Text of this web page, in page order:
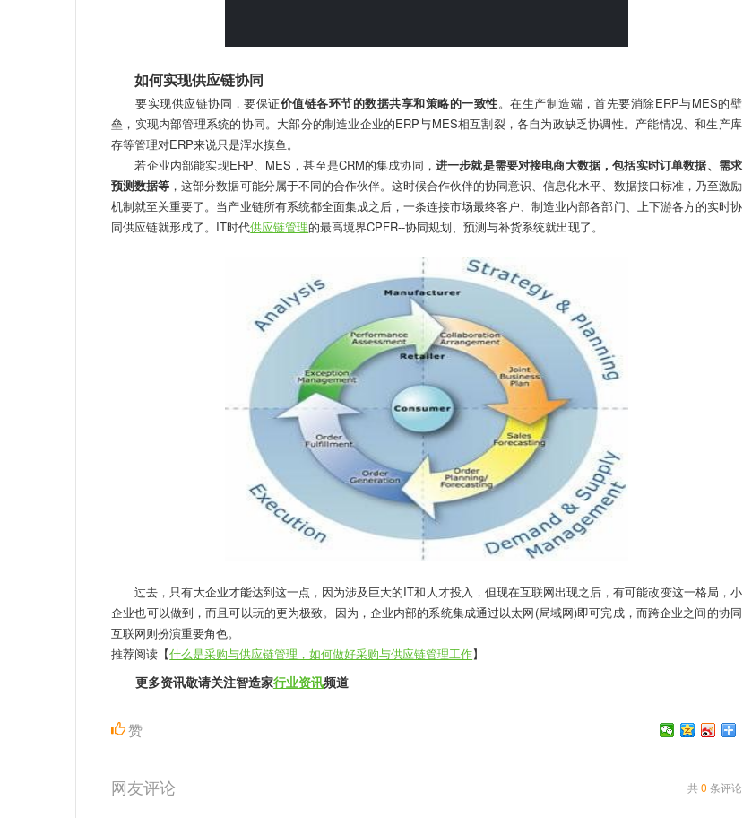
如何实现供应链协同
要实现供应链协同，要保证价值链各环节的数据共享和策略的一致性。在生产制造端，首先要消除ERP与MES的壁
垒，实现内部管理系统的协同。大部分的制造业企业的ERP与MES相互割裂，各自为政缺乏协调性。产能情况、和生产库
存等管理对ERP来说只是浑水摸鱼。
若企业内部能实现ERP、MES，甚至是CRM的集成协同， 进一步就是需要对接电商大数据，包括实时订单数据、需求
预测数据等 ，这部分数据可能分属于不同的合作伙伴。这时候合作伙伴的协同意识、信息化水平、数据接口标准，乃至激励
机制就至关重要了。当产业链所有系统都全面集成之后，一条连接市场最终客户、制造业内部各部门、上下游各方的实时协
同供应链就形成了。IT时代供应链管理的最高境界CPFR--协同规划、预测与补货系统就出现了。
过去，只有大企业才能达到这一点，因为涉及巨大的IT和人才投入，但现在互联网出现之后，有可能改变这一格局，小
企业也可以做到，而且可以玩的更为极致。因为，企业内部的系统集成通过以太网(局域网)即可完成，而跨企业之间的协同
互联网则扮演重要角色。
推荐阅读【什么是采购与供应链管理，如何做好采购与供应链管理工作】
更多资讯敬请关注智造家行业资讯频道
赞
网友评论 共0 条评论